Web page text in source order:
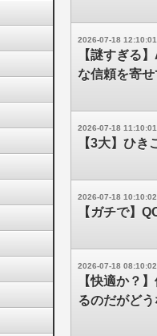
2026-07-18 12:10:01
【謎すぎる
な信頼を寄
2026-07-18 11:10:01
【3大】ひ
2026-07-18 10:10:02
【ガチで】
2026-07-18 08:10:02
【快適か？
るのだがど